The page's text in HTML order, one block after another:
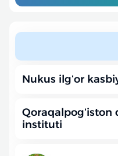
Nukus ilgʻor
instituti